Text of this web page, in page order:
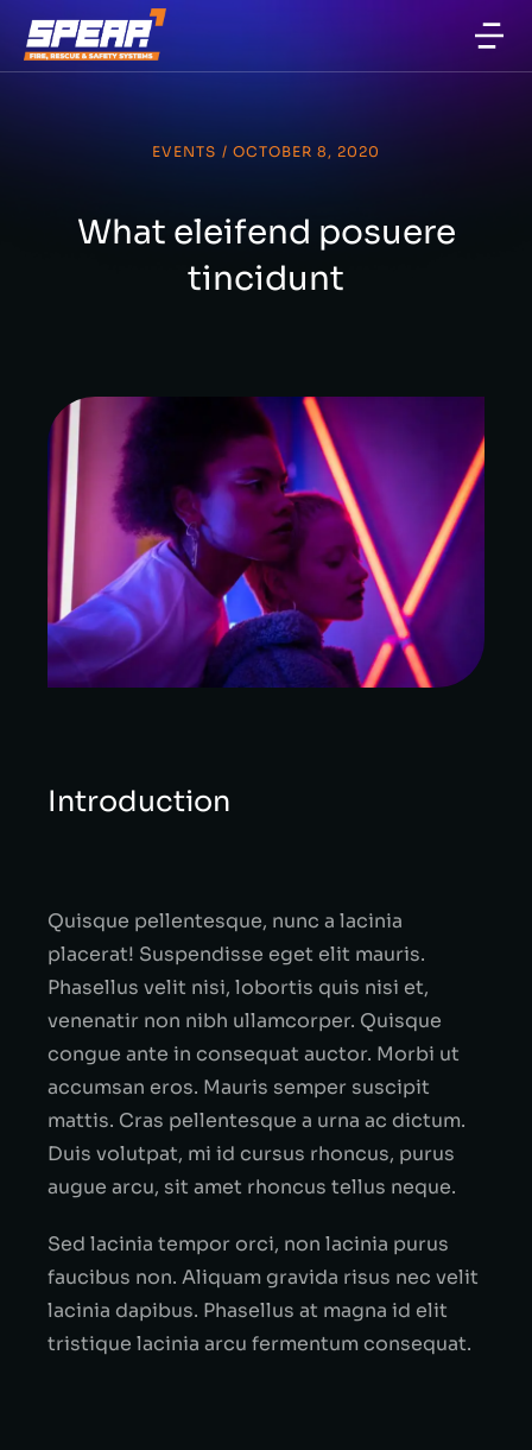
EVENTS / OCTOBER 8, 2020
What eleifend posuere
tincidunt
Introduction
Quisque pellentesque, nunc a lacinia
placerat! Suspendisse eget elit mauris.
Phasellus velit nisi, lobortis quis nisi et,
venenatir non nibh ullamcorper. Quisque
congue ante in consequat auctor. Morbi ut
accumsan eros. Mauris semper suscipit
mattis. Cras pellentesque a urna ac dictum.
Duis volutpat, mi id cursus rhoncus, purus
augue arcu, sit amet rhoncus tellus neque.
Sed lacinia tempor orci, non lacinia purus
faucibus non. Aliquam gravida risus nec velit
lacinia dapibus. Phasellus at magna id elit
tristique lacinia arcu fermentum consequat.